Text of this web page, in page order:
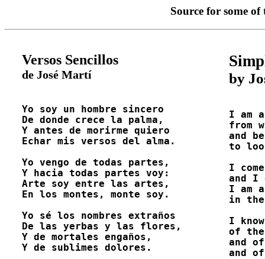
Source for some
Versos Sencillos
de José Martí
Yo soy un hombre sincero
De donde crece la palma,
Y antes de morirme quiero
Echar mis versos del alma.
Yo vengo de todas partes,
Y hacia todas partes voy:
Arte soy entre las artes,
En los montes, monte soy.
Yo sé los nombres extraños
De las yerbas y las flores,
Y de mortales engaños,
Y de sublimes dolores.
by
I am
from
and
to
I
and I
I am
in
I
of the
and
and